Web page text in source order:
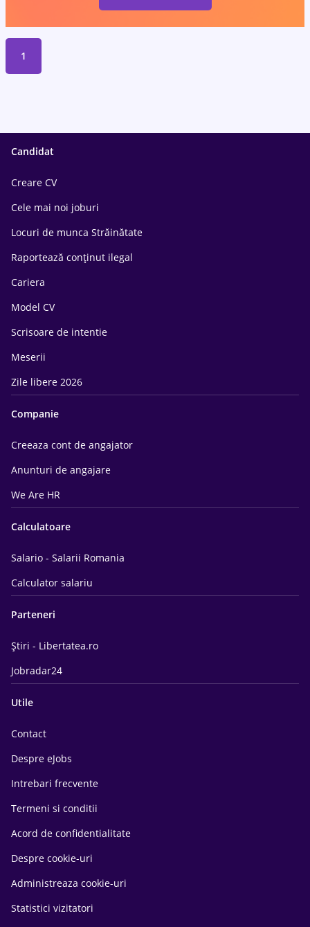
1
Candidat
Creare CV
Cele mai noi joburi
Locuri de munca Străinătate
Raportează conținut ilegal
Cariera
Model CV
Scrisoare de intentie
Meserii
Zile libere 2026
Companie
Creeaza cont de angajator
Anunturi de angajare
We Are HR
Calculatoare
Salario - Salarii Romania
Calculator salariu
Parteneri
Știri - Libertatea.ro
Jobradar24
Utile
Contact
Despre eJobs
Intrebari frecvente
Termeni si conditii
Acord de confidentialitate
Despre cookie-uri
Administreaza cookie-uri
Statistici vizitatori